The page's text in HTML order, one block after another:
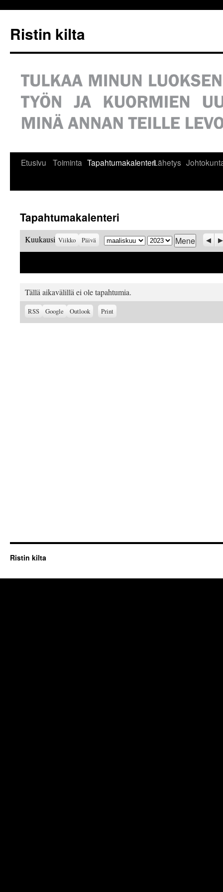
Ristin kilta
Etusivu Toiminta TapahtumakalenteriLähetys
Tapahtumakalenteri
Kuukausi Viikko Päivä Kuukausi Vuosi
Tällä aikavälillä ei ole tapahtumia.
RSS
Subscribe
Google
Subscribe
Outlook Print
Ristin kilta